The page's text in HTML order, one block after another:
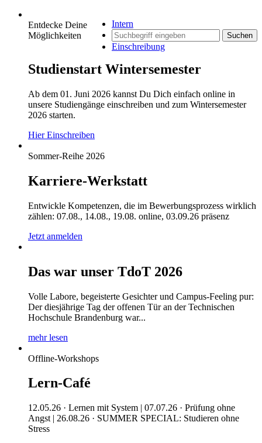
Intern
Suchen
Einschreibung
Entdecke Deine
Möglichkeiten
Studienstart Wintersemester
Ab dem 01. Juni 2026 kannst Du Dich einfach online in
unsere Studiengänge einschreiben und zum Wintersemester
2026 starten.
Hier Einschreiben
Sommer-Reihe 2026
Karriere-Werkstatt
Entwickle Kompetenzen, die im Bewerbungsprozess wirklich
zählen: 07.08., 14.08., 19.08. online, 03.09.26 präsenz
Jetzt anmelden
Das war unser TdoT 2026
Volle Labore, begeisterte Gesichter und Campus-Feeling pur:
Der diesjährige Tag der offenen Tür an der Technischen
Hochschule Brandenburg war...
mehr lesen
Offline-Workshops
Lern-Café
12.05.26 · Lernen mit System | 07.07.26 · Prüfung ohne
Angst | 26.08.26 · SUMMER SPECIAL: Studieren ohne
Stress